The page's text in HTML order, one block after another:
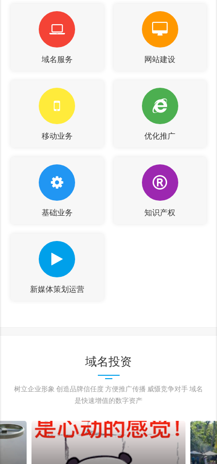
域名服务 网站建设
移动业务 优化推广
基础业务 知识产权
新媒体策划运营
域名投资
树立企业形象 创造品牌信任度 方便推广传播 威慑竞争对手 域名
是快速增值的数字资产